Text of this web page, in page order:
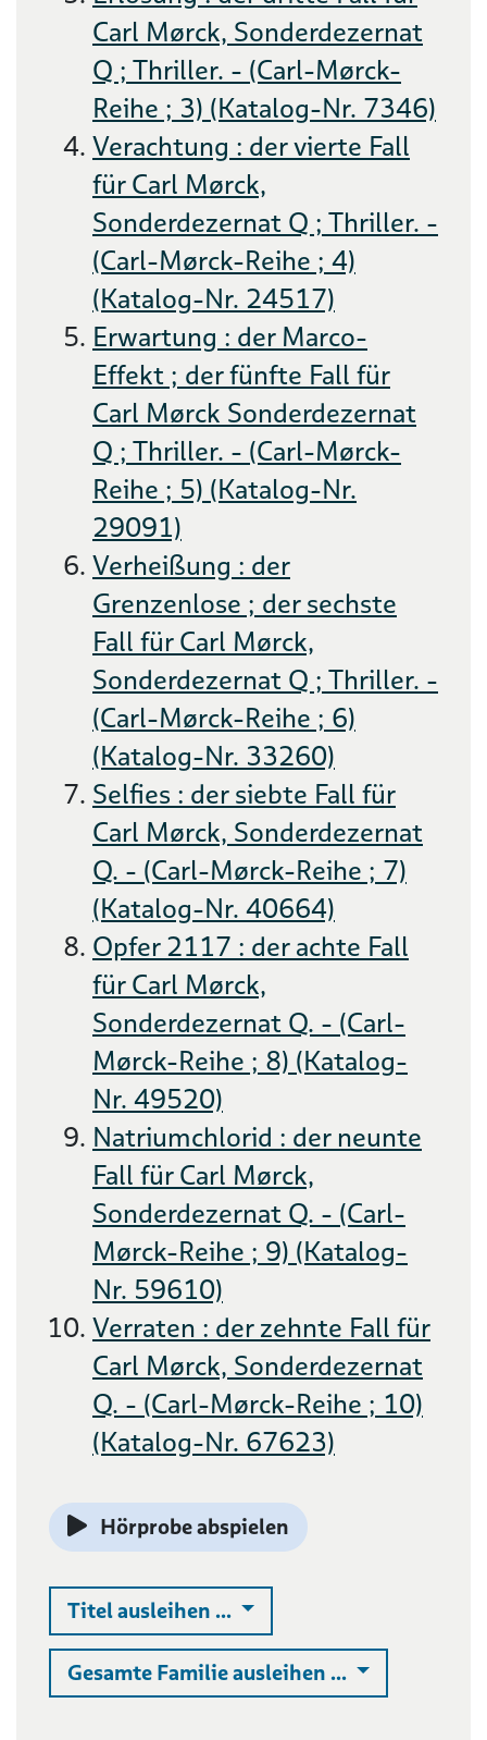
Carl Mørck, Sonderdezernat
Q ; Thriller. - (Carl-Mørck-
Reihe ; 3) (Katalog-Nr. 7346)
Verachtung : der vierte Fall
für Carl Mørck,
Sonderdezernat Q ; Thriller. -
(Carl-Mørck-Reihe ; 4)
(Katalog-Nr. 24517)
Erwartung : der Marco-
Effekt ; der fünfte Fall für
Carl Mørck Sonderdezernat
Q ; Thriller. - (Carl-Mørck-
Reihe ; 5) (Katalog-Nr.
29091)
Verheißung : der
Grenzenlose ; der sechste
Fall für Carl Mørck,
Sonderdezernat Q ; Thriller. -
(Carl-Mørck-Reihe ; 6)
(Katalog-Nr. 33260)
Selfies : der siebte Fall für
Carl Mørck, Sonderdezernat
Q. - (Carl-Mørck-Reihe ; 7)
(Katalog-Nr. 40664)
Opfer 2117 : der achte Fall
für Carl Mørck,
Sonderdezernat Q. - (Carl-
Mørck-Reihe ; 8) (Katalog-
Nr. 49520)
Natriumchlorid : der neunte
Fall für Carl Mørck,
Sonderdezernat Q. - (Carl-
Mørck-Reihe ; 9) (Katalog-
Nr. 59610)
Verraten : der zehnte Fall für
Carl Mørck, Sonderdezernat
Q. - (Carl-Mørck-Reihe ; 10)
(Katalog-Nr. 67623)
Hörprobe abspielen
Titel ausleihen ... Auswahlliste ausklappen
Gesamte Familie ausleihen ... Auswahlliste